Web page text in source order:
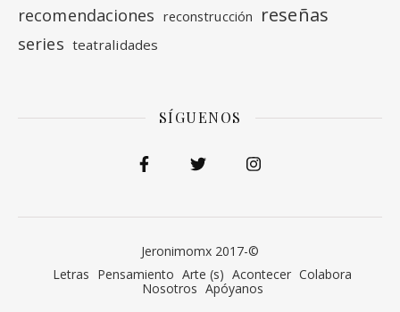
recomendaciones reconstrucción reseñas
series teatralidades
SÍGUENOS
Jeronimomx 2017-©
Letras Pensamiento Arte (s) Acontecer Colabora
Nosotros Apóyanos